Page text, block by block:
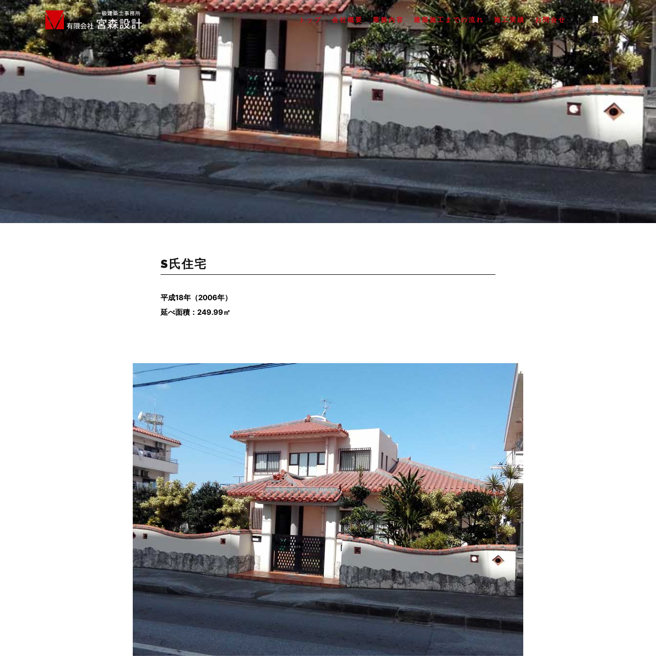
トップ 会社概要 業務内容 建築施工までの流れ 施工実績 お問合せ
S氏住宅
S氏住宅
平成18年（2006年）
延べ面積：249.99㎡